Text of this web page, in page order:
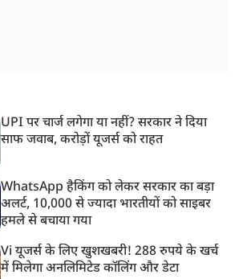
UPI पर चार्ज लगेगा या नहीं? सरकार ने दिया
साफ जवाब, करोड़ों यूजर्स को राहत
WhatsApp हैकिंग को लेकर सरकार का बड़ा
अलर्ट, 10,000 से ज्यादा भारतीयों को साइबर
हमले से बचाया गया
Vi यूजर्स के लिए खुशखबरी! 288 रुपये के खर्च
में मिलेगा अनलिमिटेड कॉलिंग और डेटा